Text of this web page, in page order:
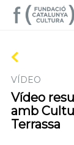
VÍDEO
Vídeo
amb
Terrassa